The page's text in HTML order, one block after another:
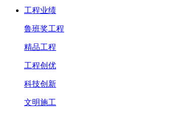
工程业绩
鲁班奖工程
精品工程
工程创优
科技创新
文明施工